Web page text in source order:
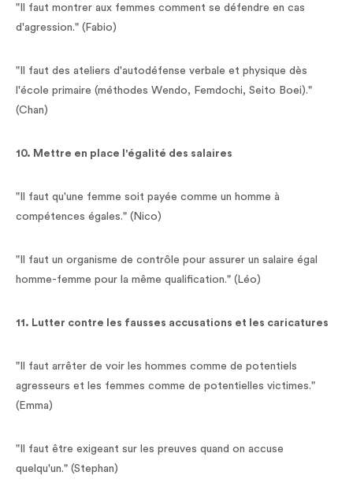
"Il faut montrer aux femmes comment se défendre en cas
d'agression." (Fabio)
"Il faut des ateliers d'autodéfense verbale et physique dès
l'école primaire (méthodes Wendo, Femdochi, Seito Boei)."
(Chan)
10. Mettre en place l'égalité des salaires
"Il faut qu'une femme soit payée comme un homme à
compétences égales." (Nico)
"Il faut un organisme de contrôle pour assurer un salaire égal
homme-femme pour la même qualification." (Léo)
11. Lutter contre les fausses accusations et les caricatures
"Il faut arrêter de voir les hommes comme de potentiels
agresseurs et les femmes comme de potentielles victimes."
(Emma)
"Il faut être exigeant sur les preuves quand on accuse
quelqu'un." (Stephan)